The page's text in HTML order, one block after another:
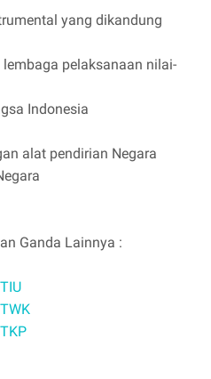
yang dikandung
pelaksanaan nilai-
Indonesia
alat pendirian Negara
Ganda Lainnya :